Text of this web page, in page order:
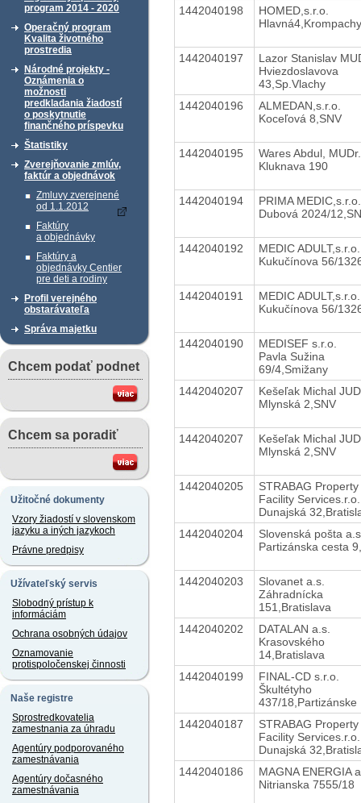
program 2014 - 2020
Operačný program
Kvalita životného
prostredia
Národné projekty -
Oznámenia o
možnosti
predkladania žiadostí
o poskytnutie
finančného príspevku
Štatistiky
Zverejňovanie zmlúv,
faktúr a objednávok
Zmluvy zverejnené
od 1.1.2012
Faktúry
a objednávky
Faktúry a
objednávky Centier
pre deti a rodiny
Profil verejného
obstarávateľa
Správa majetku
Chcem podať podnet
Chcem sa poradiť
Užitočné dokumenty
Vzory žiadostí v slovenskom
jazyku a iných jazykoch
Právne predpisy
Užívateľský servis
Slobodný prístup k
informáciám
Ochrana osobných údajov
Oznamovanie
protispoločenskej činnosti
Naše registre
Sprostredkovatelia
zamestnania za úhradu
Agentúry podporovaného
zamestnávania
Agentúry dočasného
zamestnávania
1442040198
HOMED,s.r.o.
Hlavná4,Krompachy
1442040197
Lazor Stanislav
Hviezdoslavova
43,Sp.Vlachy
1442040196
ALMEDAN,s.r.o.
Koceľová 8,SNV
1442040195
Wares Abdul, MUDr.
Kluknava 190
1442040194
PRIMA MEDIC,s.r.o.
Dubová 2024/
1442040192
MEDIC ADULT,s.r.o.
Kukučínova 56/
1442040191
MEDIC ADULT,s.r.o.
Kukučínova 56/
1442040190
MEDISEF s.r.o.
Pavla Sužina
69/4,Smižany
1442040207
Kešeľak Michal
Mlynská 2,SNV
1442040207
Kešeľak Michal
Mlynská 2,SNV
1442040205
STRABAG
Facility Services.r.o.
Dunajská
1442040204
Slovenská pošta
Partizánska cesta
1442040203
Slovanet a.s.
Záhradnícka
151,Bratislava
1442040202
DATALAN a.s.
Krasovského
14,Bratislava
1442040199
FINAL-CD s.r.o.
Škultétyho
437/18,Partizánske
1442040187
STRABAG
Facility Services.r.o.
Dunajská
1442040186
MAGNA ENERGIA
Nitrianska 7555/18